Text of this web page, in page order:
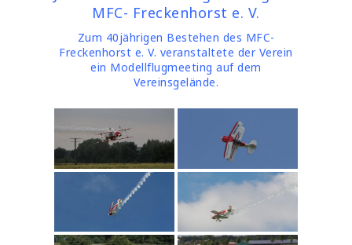
MFC- Freckenhorst e. V.
Zum 40jährigen Bestehen des MFC-
Freckenhorst e. V. veranstaltete der Verein
ein Modellflugmeeting auf dem
Vereinsgelände.